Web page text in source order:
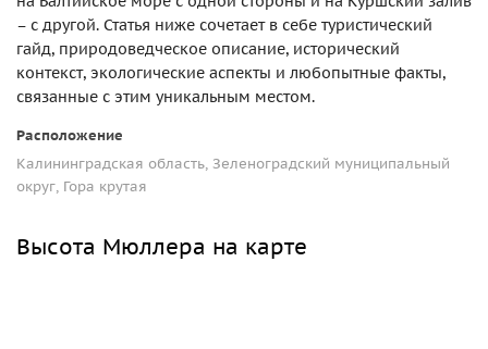
– с другой. Статья ниже сочетает в себе туристический
гайд, природоведческое описание, исторический
контекст, экологические аспекты и любопытные факты,
связанные с этим уникальным местом.
Расположение
Калининградская область, Зеленоградский муниципальный
округ, Гора крутая
Высота Мюллера на карте